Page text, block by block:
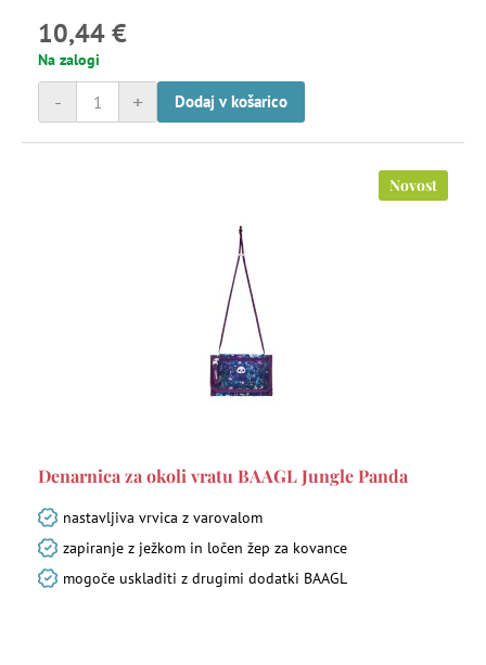
10,44 €
Na zalogi
+
- Dodaj v košarico
Novost
Denarnica za okoli vratu BAAGL Jungle Panda
nastavljiva vrvica z varovalom
zapiranje z ježkom in ločen žep za kovance
mogoče uskladiti z drugimi dodatki BAAGL